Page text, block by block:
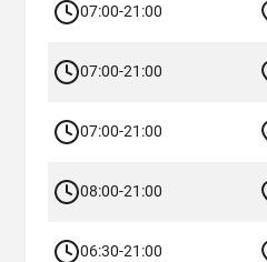
07:00-21:00
07:00-21:00
07:00-21:00
08:00-21:00
06:30-21:00